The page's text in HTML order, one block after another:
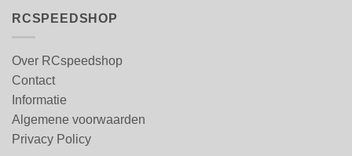
RCSPEEDSHOP
Over RCspeedshop
Contact
Informatie
Algemene voorwaarden
Privacy Policy